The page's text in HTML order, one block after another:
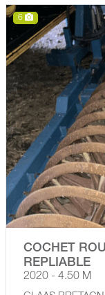
6
COCHET
REPLIABLE
2020 - 4.50 M